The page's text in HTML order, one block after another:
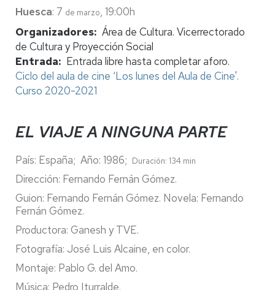
Huesca: 7 de marzo, 19:00h
Organizadores Área de Cultura. Vicerrectorado
de Cultura y Proyección Social
Entrada
Entrada libre hasta completar aforo.
Ciclo del aula de cine ‘Los lunes del Aula de Cine'.
Curso 2020-2021
EL VIAJE A NINGUNA PARTE
País: España; Año: 1986; Duración: 134 min
Dirección: Fernando Fernán Gómez.
Guion: Fernando Fernán Gómez. Novela: Fernando
Fernán Gómez.
Productora: Ganesh y TVE.
Fotografía: José Luis Alcaine, en color.
Montaje: Pablo G. del Amo.
Música: Pedro Iturralde.